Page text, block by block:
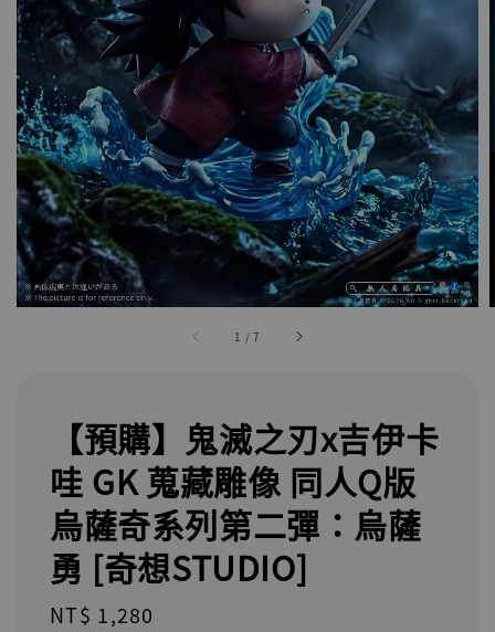
1 /7
【預購】鬼滅之刃x吉伊卡
哇 GK 蒐藏雕像 同人Q版
烏薩奇系列第二彈：烏薩
勇 [奇想STUDIO]
Regular
NT$ 1,280